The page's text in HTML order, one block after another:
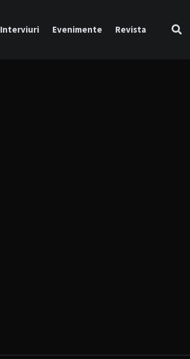
Interviuri Evenimente Revista